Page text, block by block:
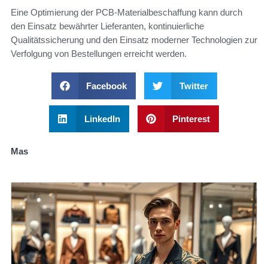
Eine Optimierung der PCB-Materialbeschaffung kann durch
den Einsatz bewährter Lieferanten, kontinuierliche
Qualitätssicherung und den Einsatz moderner Technologien zur
Verfolgung von Bestellungen erreicht werden.
Facebook Twitter
LinkedIn Pinterest
Mas